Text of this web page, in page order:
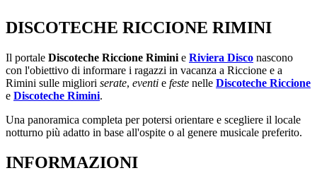
DISCOTECHE RICCIONE RIMINI
Il portale Discoteche Riccione Rimini e Riviera Disco nascono
con l'obiettivo di informare i ragazzi in vacanza a Riccione e a
Rimini sulle migliori serate, eventi e feste nelle Discoteche Riccione
e Discoteche Rimini.
Una panoramica completa per potersi orientare e scegliere il locale
notturno più adatto in base all'ospite o al genere musicale preferito.
INFORMAZIONI